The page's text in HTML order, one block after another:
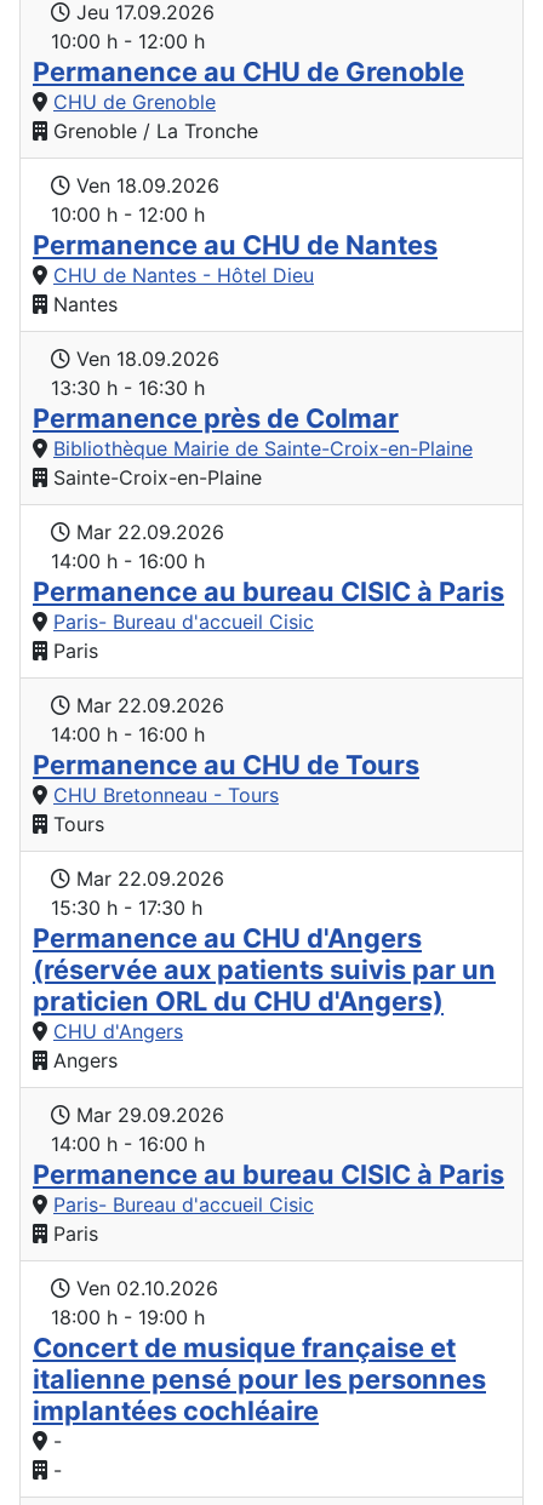
Jeu 17.09.2026
10:00 h - 12:00 h
Permanence au CHU de Grenoble
CHU de Grenoble
Grenoble / La Tronche
Ven 18.09.2026
10:00 h - 12:00 h
Permanence au CHU de Nantes
CHU de Nantes - Hôtel Dieu
Nantes
Ven 18.09.2026
13:30 h - 16:30 h
Permanence près de Colmar
Bibliothèque Mairie de Sainte-Croix-en-Plaine
Sainte-Croix-en-Plaine
Mar 22.09.2026
14:00 h - 16:00 h
Permanence au bureau CISIC à Paris
Paris- Bureau d'accueil Cisic
Paris
Mar 22.09.2026
14:00 h - 16:00 h
Permanence au CHU de Tours
CHU Bretonneau - Tours
Tours
Mar 22.09.2026
15:30 h - 17:30 h
Permanence au CHU d'Angers
(réservée aux patients suivis par un
praticien ORL du CHU d'Angers)
CHU d'Angers
Angers
Mar 29.09.2026
14:00 h - 16:00 h
Permanence au bureau CISIC à Paris
Paris- Bureau d'accueil Cisic
Paris
Ven 02.10.2026
18:00 h - 19:00 h
Concert de musique française et
italienne pensé pour les personnes
implantées cochléaire
-
-